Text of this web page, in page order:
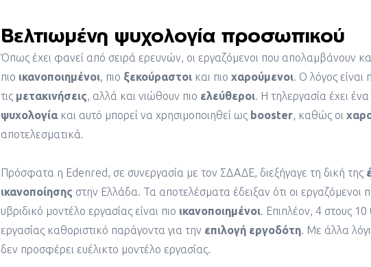
Βελτιωμένη ψυχολογία προσωπικού
Όπως έχει φανεί από σειρά ερευνών, οι εργαζόμενοι που απολαμβάνουν
πιο ικανοποιημένοι, πιο ξεκούραστοι και πιο χαρούμενοι. Ο λόγος είναι
τις μετακινήσεις, αλλά και νιώθουν πιο ελεύθεροι. Η τηλεργασία έχει ένα
ψυχολογία και αυτό μπορεί να χρησιμοποιηθεί ως booster, καθώς οι
αποτελεσματικά.
Πρόσφατα η Edenred, σε συνεργασία με τον ΣΔΑΔΕ, διεξήγαγε τη δική της
ικανοποίησης στην Ελλάδα. Τα αποτελέσματα έδειξαν ότι οι εργαζόμενοι
υβριδικό μοντέλο εργασίας είναι πιο ικανοποιημένοι. Επιπλέον, 4 στους
εργασίας καθοριστικό παράγοντα για την επιλογή εργοδότη. Με άλλα
δεν προσφέρει ευέλικτο μοντέλο εργασίας.